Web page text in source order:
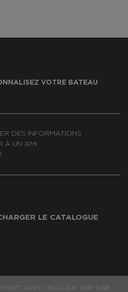
VOTRE BATEAU
DES INFORMATIONS
À UN AMI
LE CATALOGUE
AVEC UN CLICK SUR SGB